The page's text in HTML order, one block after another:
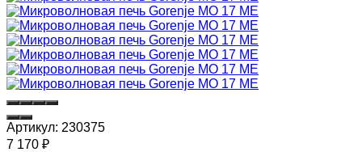
Артикул: 230375
7 170 ₽